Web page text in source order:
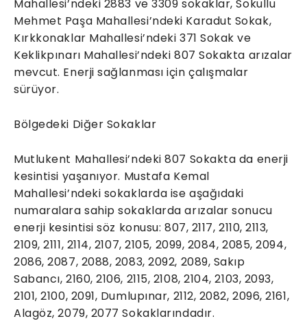
Mahallesi’ndeki 2883 ve 3309 sokaklar, Sokullu
Mehmet Paşa Mahallesi’ndeki Karadut Sokak,
Kırkkonaklar Mahallesi’ndeki 371 Sokak ve
Keklikpınarı Mahallesi’ndeki 807 Sokakta arızalar
mevcut. Enerji sağlanması için çalışmalar
sürüyor.
Bölgedeki Diğer Sokaklar
Mutlukent Mahallesi’ndeki 807 Sokakta da enerji
kesintisi yaşanıyor. Mustafa Kemal
Mahallesi’ndeki sokaklarda ise aşağıdaki
numaralara sahip sokaklarda arızalar sonucu
enerji kesintisi söz konusu: 807, 2117, 2110, 2113,
2109, 2111, 2114, 2107, 2105, 2099, 2084, 2085, 2094,
2086, 2087, 2088, 2083, 2092, 2089, Sakıp
Sabancı, 2160, 2106, 2115, 2108, 2104, 2103, 2093,
2101, 2100, 2091, Dumlupınar, 2112, 2082, 2096, 2161,
Alagöz, 2079, 2077 Sokaklarındadır.